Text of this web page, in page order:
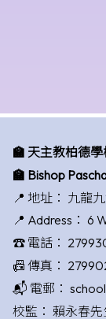
🏫 天主教柏德學
🏫 Bishop
📍 地址： 九龍
📍 Address： 6
☎️ 電話：
📠 傳真：
📬 電郵：
校監： 賴永春先